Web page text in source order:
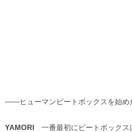
――ヒューマンビートボックスを始め
YAMORI 一番最初にビートボックス